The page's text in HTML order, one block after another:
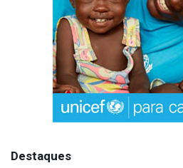
Destaques